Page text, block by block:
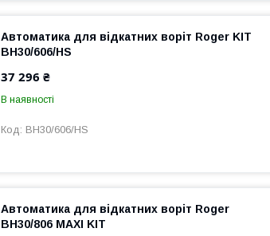
Автоматика для відкатних воріт Roger KIT
BH30/606/HS
37 296 ₴
В наявності
BH30/606/HS
Автоматика для відкатних воріт Roger
BH30/806 MAXI KIT